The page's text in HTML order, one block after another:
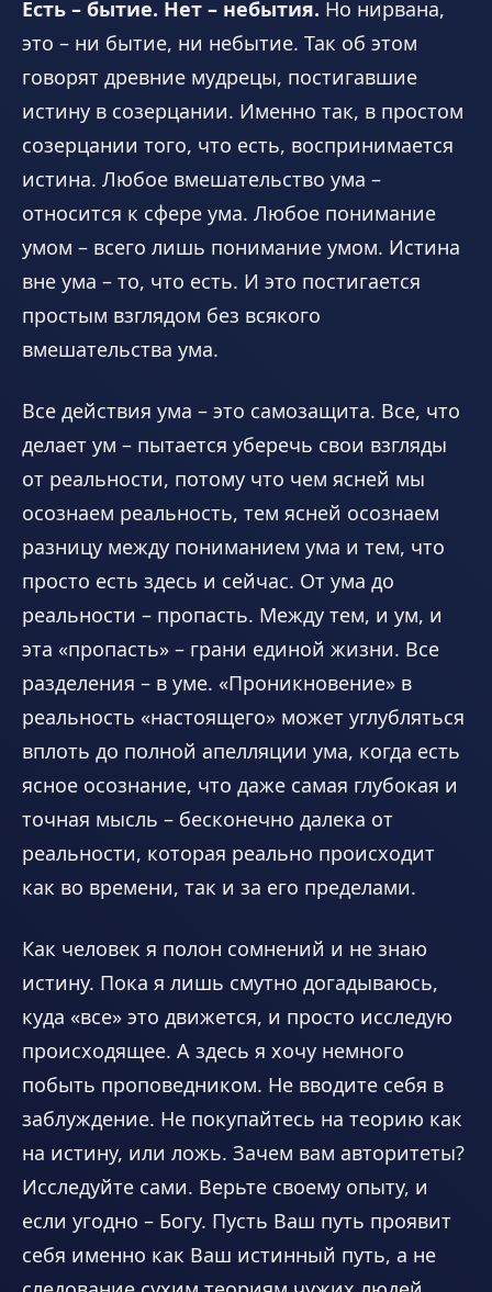
Есть – бытие. Нет – небытия. Но нирвана,
это – ни бытие, ни небытие. Так об этом
говорят древние мудрецы, постигавшие
истину в созерцании. Именно так, в простом
созерцании того, что есть, воспринимается
истина. Любое вмешательство ума –
относится к сфере ума. Любое понимание
умом – всего лишь понимание умом. Истина
вне ума – то, что есть. И это постигается
простым взглядом без всякого
вмешательства ума.
Все действия ума – это самозащита. Все, что
делает ум – пытается уберечь свои взгляды
от реальности, потому что чем ясней мы
осознаем реальность, тем ясней осознаем
разницу между пониманием ума и тем, что
просто есть здесь и сейчас. От ума до
реальности – пропасть. Между тем, и ум, и
эта «пропасть» – грани единой жизни. Все
разделения – в уме. «Проникновение» в
реальность «настоящего» может углубляться
вплоть до полной апелляции ума, когда есть
ясное осознание, что даже самая глубокая и
точная мысль – бесконечно далека от
реальности, которая реально происходит
как во времени, так и за его пределами.
Как человек я полон сомнений и не знаю
истину. Пока я лишь смутно догадываюсь,
куда «все» это движется, и просто исследую
происходящее. А здесь я хочу немного
побыть проповедником. Не вводите себя в
заблуждение. Не покупайтесь на теорию как
на истину, или ложь. Зачем вам авторитеты?
Исследуйте сами. Верьте своему опыту, и
если угодно – Богу. Пусть Ваш путь проявит
себя именно как Ваш истинный путь, а не